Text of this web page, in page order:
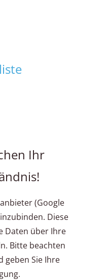
Ihr
(Google
Diese
Daten über Ihre
Bitte beachten
geben Sie Ihre